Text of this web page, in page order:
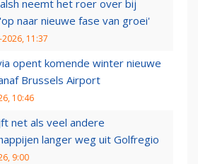
neemt het roer over bij
naar nieuwe fase van groei'
11:37
opent komende winter nieuwe
Brussels Airport
10:46
net als veel andere
langer weg uit Golfregio
9:00